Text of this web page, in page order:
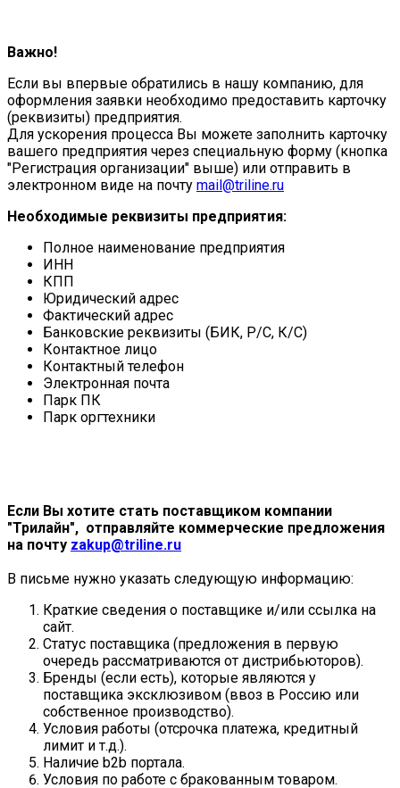
Важно!
Если вы впервые обратились в нашу компанию, для
оформления заявки необходимо предоставить карточку
(реквизиты) предприятия.
Для ускорения процесса Вы можете заполнить карточку
вашего предприятия через специальную форму (кнопка
"Регистрация организации" выше) или отправить в
электронном виде на почту mail@triline.ru
Необходимые реквизиты предприятия:
Полное наименование предприятия
ИНН
КПП
Юридический адрес
Фактический адрес
Банковские реквизиты (БИК, Р/С, К/С)
Контактное лицо
Контактный телефон
Электронная почта
Парк ПК
Парк оргтехники
Если Вы хотите стать поставщиком компании
"Трилайн", отправляйте коммерческие предложения
на почту zakup@triline.ru
В письме нужно указать следующую информацию:
Краткие сведения о поставщике и/или ссылка на
сайт.
Статус поставщика (предложения в первую
очередь рассматриваются от дистрибьюторов).
Бренды (если есть), которые являются у
поставщика эксклюзивом (ввоз в Россию или
собственное производство).
Условия работы (отсрочка платежа, кредитный
лимит и т.д.).
Наличие b2b портала.
Условия по работе с бракованным товаром.